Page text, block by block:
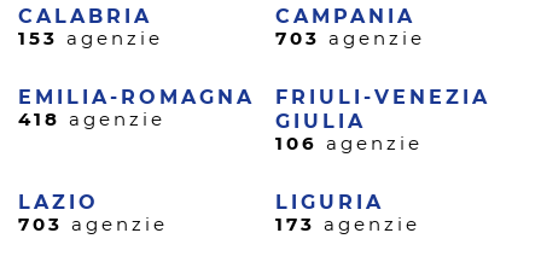
CALABRIA
153 agenzie
CAMPANIA
703 agenzie
EMILIA-ROMAGNA
418 agenzie
FRIULI-VENEZIA
GIULIA
106 agenzie
LAZIO
703 agenzie
LIGURIA
173 agenzie